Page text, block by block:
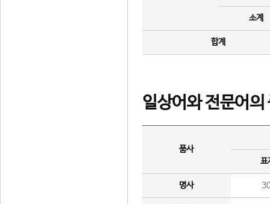
소계
합계
일상어와 전문어의
품사
표
명사